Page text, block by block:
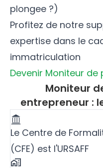
plongee ?)
Profitez de notre
expertise dans le
immatriculation
Devenir Moniteur de
Moniteur
entrepreneur :
Le Centre de
(CFE) est l'URSAFF